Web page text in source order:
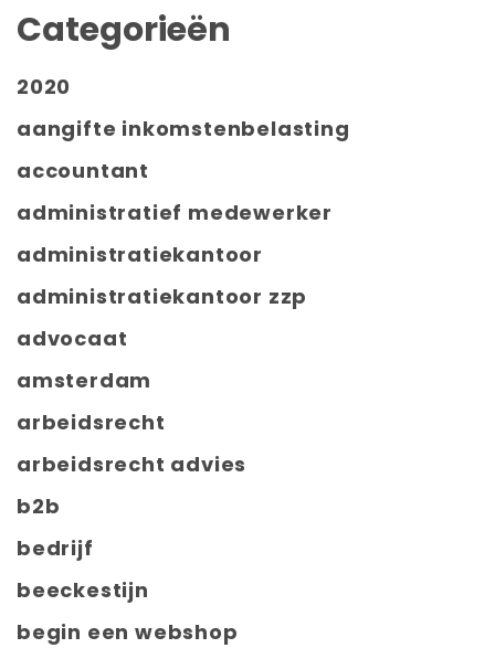
Categorieën
2020
aangifte inkomstenbelasting
accountant
administratief medewerker
administratiekantoor
administratiekantoor zzp
advocaat
amsterdam
arbeidsrecht
arbeidsrecht advies
b2b
bedrijf
beeckestijn
begin een webshop